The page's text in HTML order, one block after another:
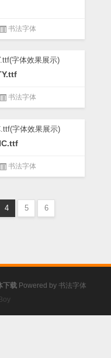
书法字体
书法字体
书法字体
4 5
6
下载 Powered by 书法字体